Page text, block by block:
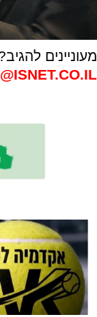
מעוניינים